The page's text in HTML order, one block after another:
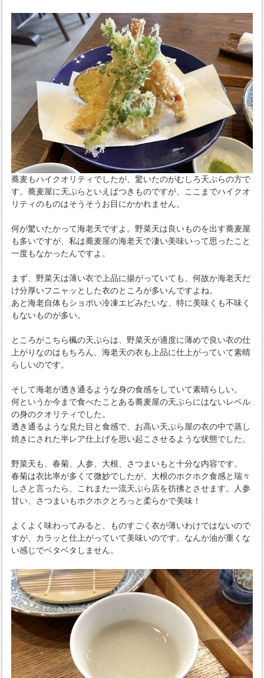
蕎麦もハイクオリティでしたが、驚いたのがむしろ天ぷらの方で
す。蕎麦屋に天ぷらといえばつきものですが、ここまでハイクオ
リティのものはそうそうお目にかかれません。
何が驚いたかって海老天ですよ。野菜天は良いものを出す蕎麦屋
も多いですが、私は蕎麦屋の海老天で凄い美味いって思ったこと
一度もなかったんですよ。
まず、野菜天は薄い衣で上品に揚がっていても、何故か海老天だ
け分厚いフニャッとした衣のところが多いんですよね。
あと海老自体もショボい冷凍エビみたいな、特に美味くも不味く
もないものが多い。
ところがこちら楓の天ぷらは、野菜天が適度に薄めで良い衣の仕
上がりなのはもちろん、海老天の衣も上品に仕上がっていて素晴
らしいのです。
そして海老が透き通るような身の食感をしていて素晴らしい。
何というか今まで食べたことある蕎麦屋の天ぷらにはないレベル
の身のクオリティでした。
透き通るような見た目と食感で、お高い天ぷら屋の衣の中で蒸し
焼きにされた半レア仕上げを思い起こさせるような状態でした。
野菜天も、春菊、人参、大根、さつまいもと十分な内容です。
春菊は衣比率が多くて微妙でしたが、大根のホクホク食感と瑞々
しさと言ったら、これまた一流天ぷら店を彷彿とさせます。人参
甘い、さつまいもホクホクとろっと柔らかで美味！
よくよく味わってみると、ものすごく衣が薄いわけではないので
すが、カラッと仕上がっていて美味いのです。なんか油が重くな
い感じでベタベタしません。